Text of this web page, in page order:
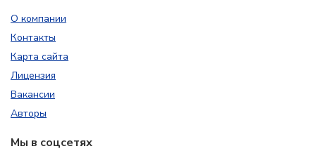
О компании
Контакты
Карта сайта
Лицензия
Вакансии
Авторы
Мы в соцсетях